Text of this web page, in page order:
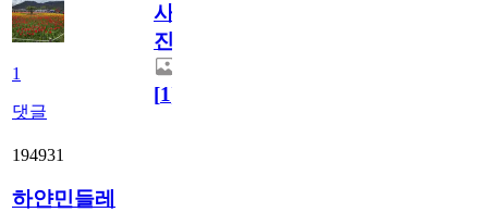
1
댓글
사
진
[1]
194931
하얀민들레